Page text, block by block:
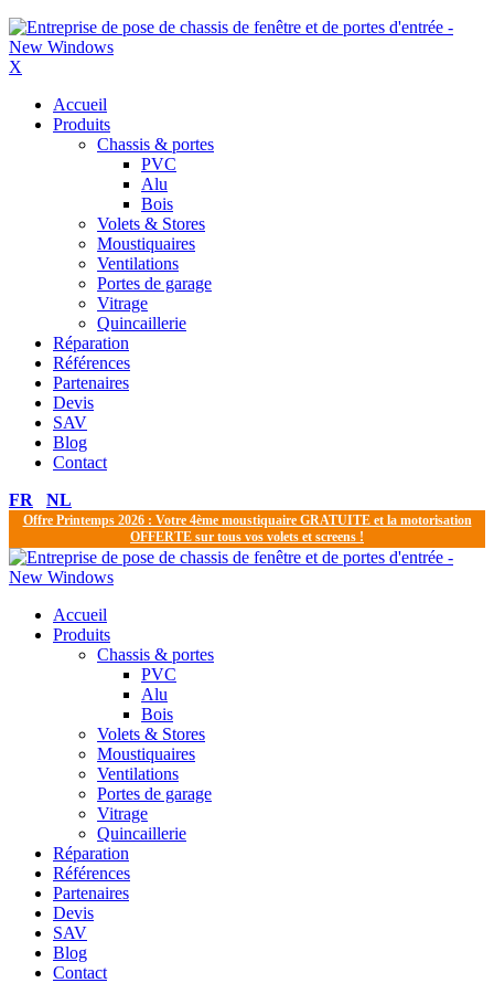
X
Accueil
Produits
Chassis & portes
PVC
Alu
Bois
Volets & Stores
Moustiquaires
Ventilations
Portes de garage
Vitrage
Quincaillerie
Réparation
Références
Partenaires
Devis
SAV
Blog
Contact
FR
NL
Offre Printemps 2026 : Votre 4ème moustiquaire GRATUITE et la motorisation
OFFERTE sur tous vos volets et screens !
Accueil
Produits
Chassis & portes
PVC
Alu
Bois
Volets & Stores
Moustiquaires
Ventilations
Portes de garage
Vitrage
Quincaillerie
Réparation
Références
Partenaires
Devis
SAV
Blog
Contact